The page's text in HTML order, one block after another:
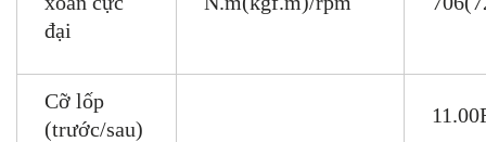
đại
Cỡ lốp
(trước/sau)